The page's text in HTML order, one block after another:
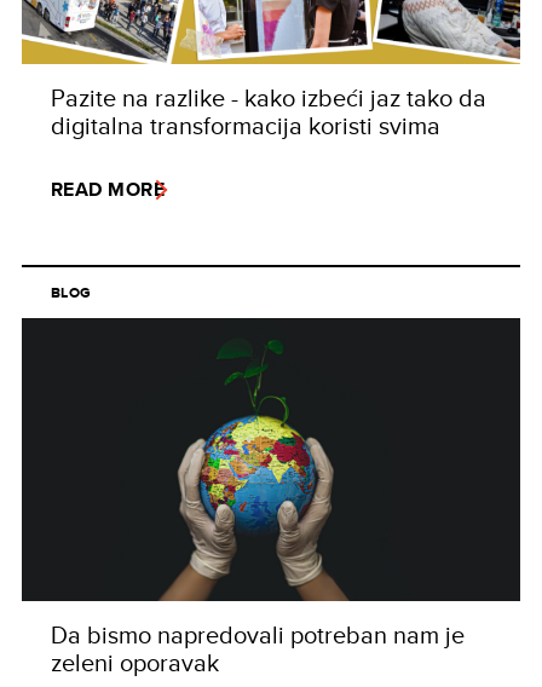
Pazite na razlike - kako izbeći jaz tako da
digitalna transformacija koristi svima
READ MORE
BLOG
Da bismo napredovali potreban nam je
zeleni oporavak